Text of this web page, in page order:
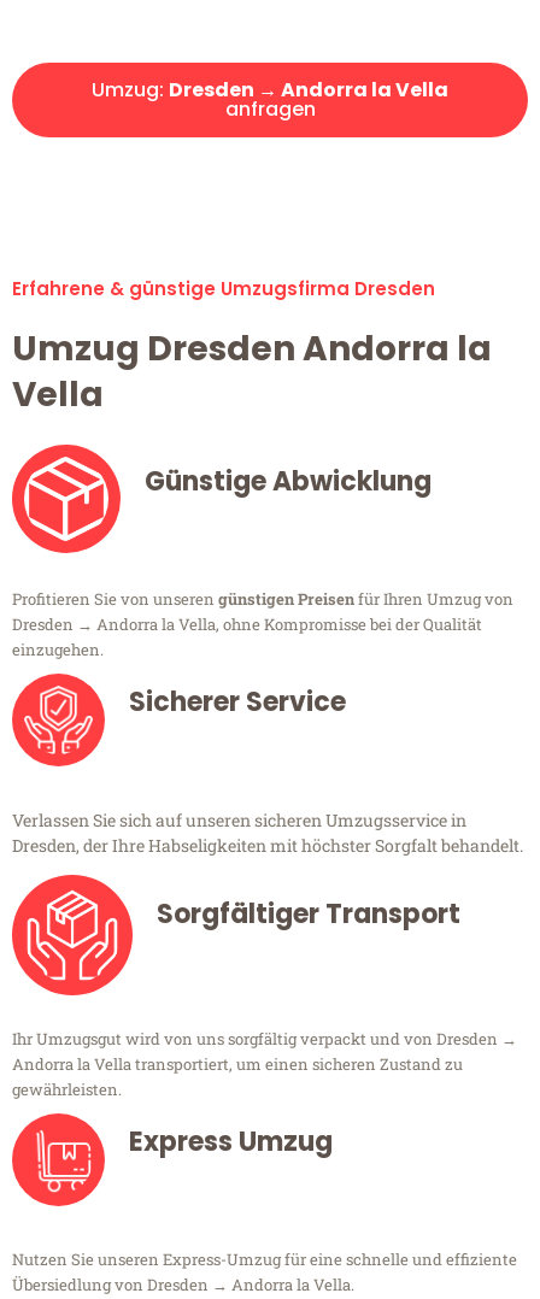
Umzug: Dresden → Andorra la Vella
anfragen
Erfahrene & günstige Umzugsfirma Dresden
Umzug Dresden Andorra la
Vella
Günstige Abwicklung
Profitieren Sie von unseren günstigen Preisenfür Ihren Umzug von
Dresden → Andorra la Vella, ohne Kompromisse bei der Qualität
einzugehen.
Sicherer Service
Verlassen Sie sich auf unseren sicheren Umzugsservice in
Dresden, der Ihre Habseligkeiten mit höchster Sorgfalt behandelt.
Sorgfältiger Transport
Ihr Umzugsgut wird von uns sorgfältig verpackt und von Dresden →
Andorra la Vella transportiert, um einen sicheren Zustand zu
gewährleisten.
Express Umzug
Nutzen Sie unseren Express-Umzug für eine schnelle und effiziente
Übersiedlung von Dresden → Andorra la Vella.